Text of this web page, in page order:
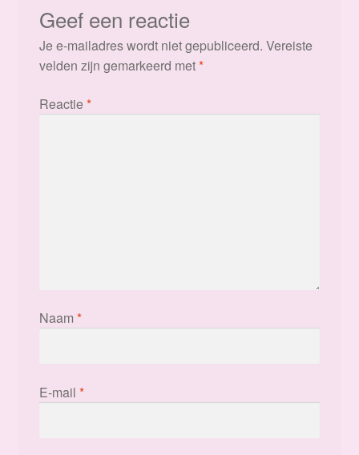
Geef een reactie
Je e-mailadres wordt niet gepubliceerd. Vereiste
velden zijn gemarkeerd met*
Reactie*
Naam *
E-mail *